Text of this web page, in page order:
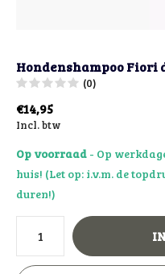
Hondenshampoo Fiori
(0)
€14,95
Incl. btw
Op voorraad - Op
huis! (Let op: i.v.m. de
duren!)